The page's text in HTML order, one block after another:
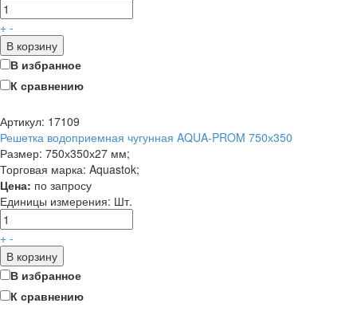
+ -
В корзину
В избранное
К сравнению
Артикул: 17109
Решетка водоприемная чугунная AQUA-PROM 750х350
Размер: 750х350х27 мм;
Торговая марка: Aquastok;
Цена: по запросу
Единицы измерения: Шт.
+ -
В корзину
В избранное
К сравнению